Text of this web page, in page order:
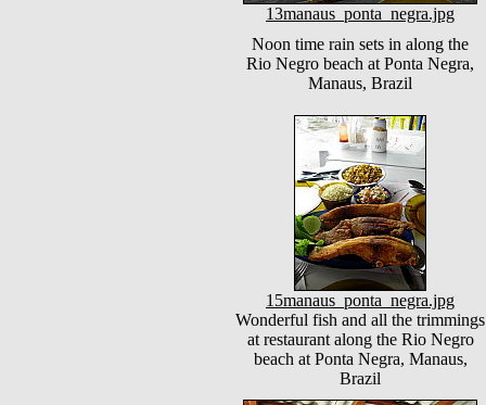
13manaus_ponta_negra.jpg
Noon time rain sets in along the
Rio Negro beach at Ponta Negra,
Manaus, Brazil
15manaus_ponta_negra.jpg
Wonderful fish and all the trimmings
at restaurant along the Rio Negro
beach at Ponta Negra, Manaus,
Brazil